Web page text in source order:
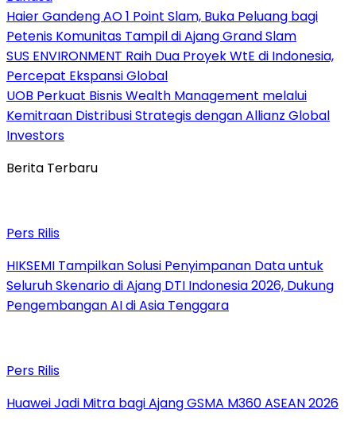
Haier Gandeng AO 1 Point Slam, Buka Peluang bagi
Petenis Komunitas Tampil di Ajang Grand Slam
SUS ENVIRONMENT Raih Dua Proyek WtE di Indonesia,
Percepat Ekspansi Global
UOB Perkuat Bisnis Wealth Management melalui
Kemitraan Distribusi Strategis dengan Allianz Global
Investors
Berita Terbaru
Pers Rilis
HIKSEMI Tampilkan Solusi Penyimpanan Data untuk
Seluruh Skenario di Ajang DTI Indonesia 2026, Dukung
Pengembangan AI di Asia Tenggara
Pers Rilis
Huawei Jadi Mitra bagi Ajang GSMA M360 ASEAN 2026